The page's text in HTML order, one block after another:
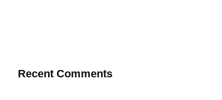
Recent Comments